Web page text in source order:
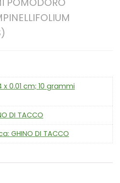
x 0.01 cm; 10 grammi
DI TACCO
GHINO DI TACCO